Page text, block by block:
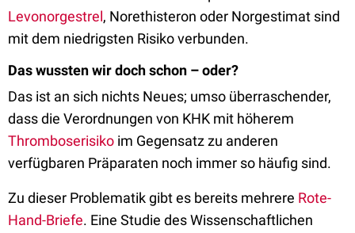
Levonorgestrel, Norethisteron oder Norgestimat sind
mit dem niedrigsten Risiko verbunden.
Das wussten wir doch schon – oder?
Das ist an sich nichts Neues; umso überraschender,
dass die Verordnungen von KHK mit höherem
Thromboserisiko im Gegensatz zu anderen
verfügbaren Präparaten noch immer so häufig sind.
Zu dieser Problematik gibt es bereits mehrere Rote-
Hand-Briefe. Eine Studie des Wissenschaftlichen